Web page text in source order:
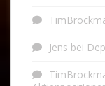
Jens bei